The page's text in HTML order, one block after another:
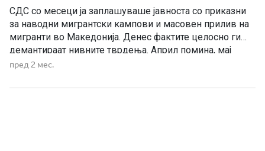
СДС со месеци ја заплашуваше јавноста со приказни
за наводни мигрантски кампови и масовен прилив на
мигранти во Македонија. Денес фактите целосно ги
демантираат нивните тврдења. Април помина, мај
помина, а веќе е средина на јуни и од најавуваниот
мигрантска криза, Македонија добива нови
пред 2 мес.